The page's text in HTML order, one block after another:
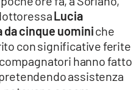
Lucia
da cinque uominiche
con significative ferite
hanno fatto
assistenza